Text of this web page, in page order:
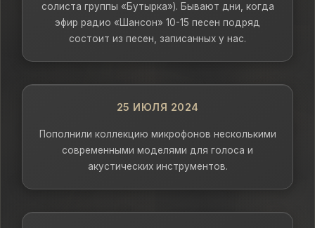
солиста группы «Бутырка»). Бывают дни, когда
эфир радио «Шансон» 10-15 песен подряд
состоит из песен, записанных у нас.
25 ИЮЛЯ 2024
Пополнили коллекцию микрофонов несколькими
современными моделями для голоса и
акустических инструментов.